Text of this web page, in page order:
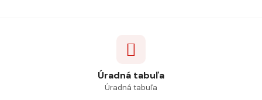
Úradná tabuľa
Úradná tabuľa